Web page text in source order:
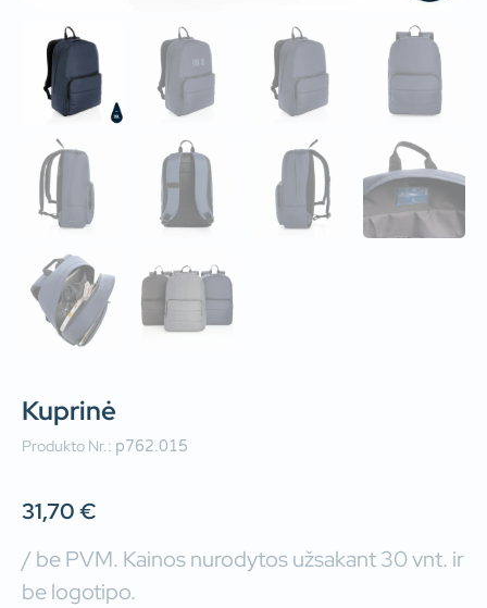
Kuprinė
Produkto Nr.: p762.015
31,70€
/ be PVM. Kainos nurodytos užsakant 30 vnt. ir
be logotipo.